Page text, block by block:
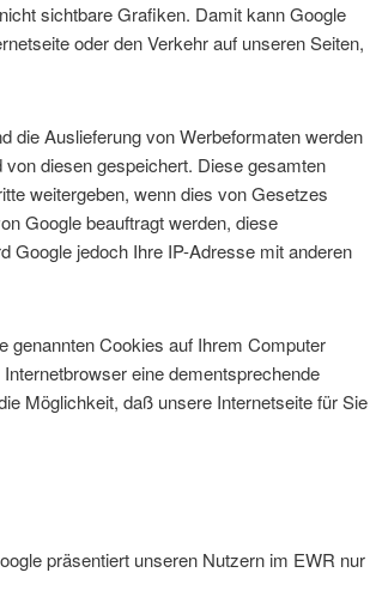
sichtbare Grafiken. Damit kann Google
oder den Verkehr auf unseren Seiten,
die Auslieferung von Werbeformaten werden
diesen gespeichert. Diese gesamten
weitergeben, wenn dies von Gesetzes
Google beauftragt werden, diese
Google jedoch Ihre IP-Adresse mit anderen
genannten Cookies auf Ihrem Computer
eine dementsprechende
Möglichkeit, daß unsere Internetseite für Sie
präsentiert unseren Nutzern im EWR nur